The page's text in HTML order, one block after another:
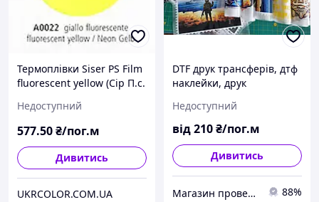
Термоплівки Siser PS Film
fluorescent yellow (Сір П.с.
жовтий)
Недоступний
577.50₴/пог.м
Дивитись
UKRCOLOR.COM.UA
DTF друк трансферів, дтф
наклейки, друк
послуги дтф друку для
сувенірної продукції
Недоступний
від210₴/пог.м
Дивитись
Магазин проверенных товаров PODVAL.СOM.UA 88%